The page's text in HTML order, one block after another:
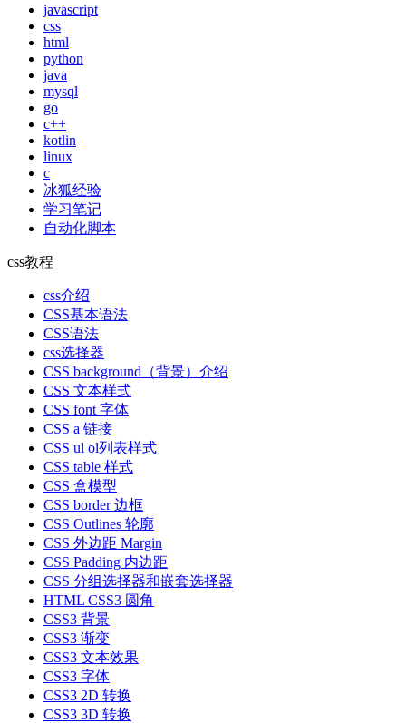
javascript
css
html
python
java
mysql
go
c++
kotlin
linux
c
冰狐经验
学习笔记
自动化脚本
css教程
css介绍
CSS基本语法
CSS语法
css选择器
CSS background（背景）介绍
CSS 文本样式
CSS font 字体
CSS a 链接
CSS ul ol列表样式
CSS table 样式
CSS 盒模型
CSS border 边框
CSS Outlines 轮廓
CSS 外边距 Margin
CSS Padding 内边距
CSS 分组选择器和嵌套选择器
HTML CSS3 圆角
CSS3 背景
CSS3 渐变
CSS3 文本效果
CSS3 字体
CSS3 2D 转换
CSS3 3D 转换